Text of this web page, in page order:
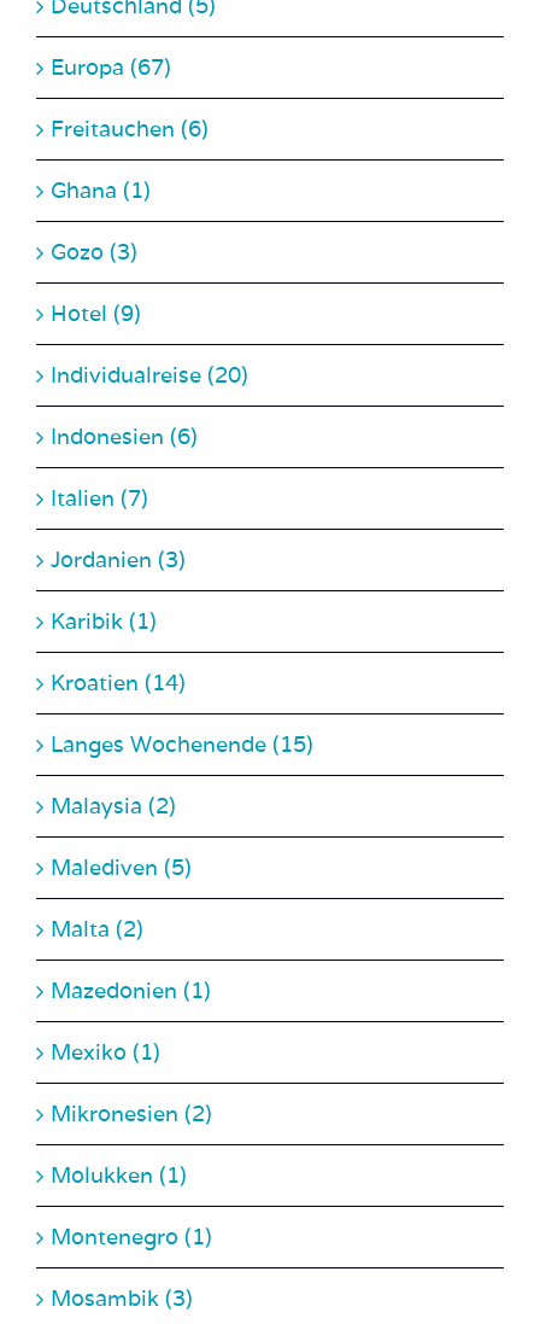
Europa (67)
Freitauchen (6)
Ghana (1)
Gozo (3)
Hotel (9)
Individualreise (20)
Indonesien (6)
Italien (7)
Jordanien (3)
Karibik (1)
Kroatien (14)
Langes Wochenende (15)
Malaysia (2)
Malediven (5)
Malta (2)
Mazedonien (1)
Mexiko (1)
Mikronesien (2)
Molukken (1)
Montenegro (1)
Mosambik (3)
Naher Osten (3)